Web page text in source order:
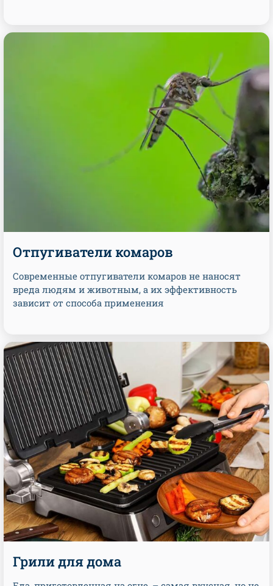
Отпугиватели комаров
Современные отпугиватели комаров не наносят
вреда людям и животным, а их эффективность
зависит от способа применения
Грили для дома